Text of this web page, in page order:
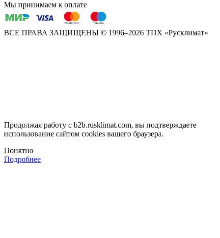
Мы принимаем к оплате
ВСЕ ПРАВА ЗАЩИЩЕНЫ © 1996–2026 ТПХ «Русклимат»
Продолжая работу с b2b.rusklimat.com, вы подтверждаете
использование сайтом cookies вашего браузера.
Понятно
Подробнее